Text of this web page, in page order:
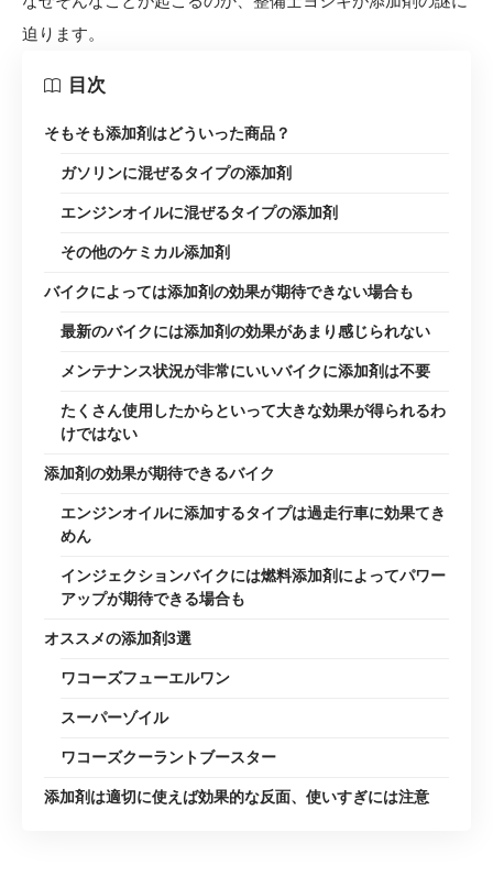
迫ります。
目次
そもそも添加剤はどういった商品？
ガソリンに混ぜるタイプの添加剤
エンジンオイルに混ぜるタイプの添加剤
その他のケミカル添加剤
バイクによっては添加剤の効果が期待できない場合も
最新のバイクには添加剤の効果があまり感じられない
メンテナンス状況が非常にいいバイクに添加剤は不要
たくさん使用したからといって大きな効果が得られるわ
けではない
添加剤の効果が期待できるバイク
エンジンオイルに添加するタイプは過走行車に効果てき
めん
インジェクションバイクには燃料添加剤によってパワー
アップが期待できる場合も
オススメの添加剤3選
ワコーズフューエルワン
スーパーゾイル
ワコーズクーラントブースター
添加剤は適切に使えば効果的な反面、使いすぎには注意